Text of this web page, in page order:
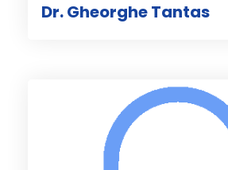
Dr. Gheorghe Tantas